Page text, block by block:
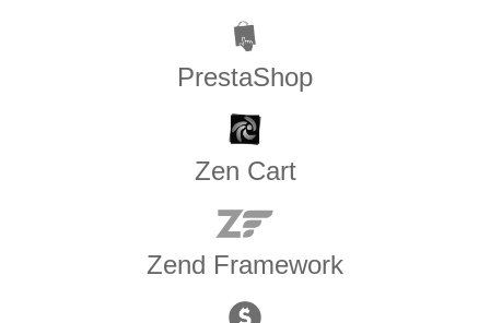
PrestaShop
Zen​ ​Cart
Zend Framework